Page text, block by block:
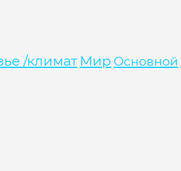
/климат Мир Основной